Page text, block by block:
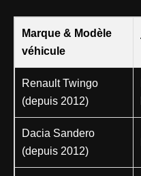
Marque & Modèle
véhicule
Renault Twingo
(depuis 2012)
Dacia Sandero
(depuis 2012)